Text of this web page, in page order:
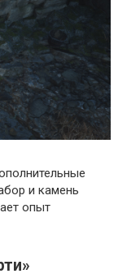
и камень
опыт